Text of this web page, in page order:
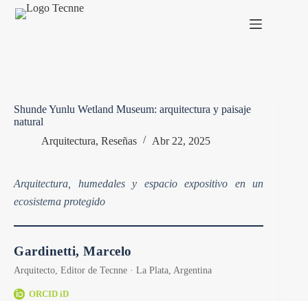
Shunde Yunlu Wetland Museum: arquitectura y paisaje
natural
Arquitectura, Reseñas Abr 22, 2025
Arquitectura, humedales y espacio expositivo en un
ecosistema protegido
Gardinetti, Marcelo
Arquitecto, Editor de Tecnne · La Plata, Argentina
ORCID iD